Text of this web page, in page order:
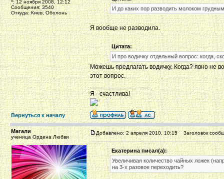
*: 12 ноября 2008, 12:12
Сообщения: 3540
Откуда: Киев, Оболонь
И до каких пор разводить молоком
Я вообще не разводила.
Цитата:
И про водичку отдельный вопрос: когда,
Можешь предлагать водичку. Когда? явно не
этот вопрос.
_________________
Я - счастлива!
Вернуться к началу
Магали
ученица Ордена Любви
Добавлено: 2 апреля 2010, 10:15 Заголовок
Екатерина писал(а):
Увеличивая количество чайных ложек
на 3-х разовое переходить?